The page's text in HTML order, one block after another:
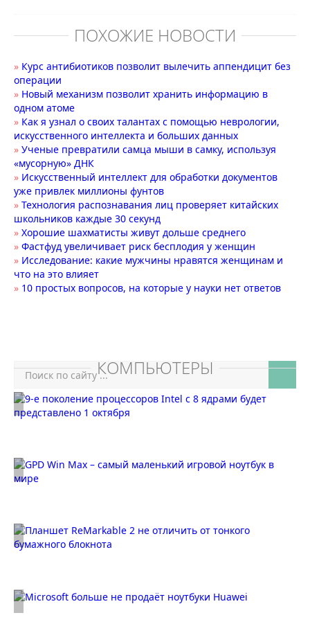
ПОХОЖИЕ НОВОСТИ
» Курс антибиотиков позволит вылечить аппендицит без
операции
» Новый механизм позволит хранить информацию в
одном атоме
» Как я узнал о своих талантах с помощью неврологии,
искусственного интеллекта и больших данных
» Ученые превратили самца мыши в самку, используя
«мусорную» ДНК
» Искусственный интеллект для обработки документов
уже привлек миллионы фунтов
» Технология распознавания лиц проверяет китайских
школьников каждые 30 секунд
» Хорошие шахматисты живут дольше среднего
» Фастфуд увеличивает риск бесплодия у женщин
» Исследование: какие мужчины нравятся женщинам и
что на это влияет
» 10 простых вопросов, на которые у науки нет ответов
КОМПЬЮТЕРЫ